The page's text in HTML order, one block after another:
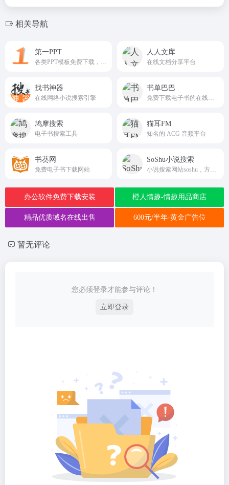
相关导航
第一PPT 人人文库
在线文档分享平台
找书神器
在线网络小说搜索引擎
书单巴巴
鸠摩搜索
电子书搜索工具
猫耳FM
知名的 ACG 音频平台
书葵网
免费电子书下载网站
SoShu小说搜索
办公软件免费下载安装 橙人情趣-情趣用品商店
精品优质域名在线出售 600元/半年-黄金广告位
暂无评论
您必须登录才能参与评论！
立即登录